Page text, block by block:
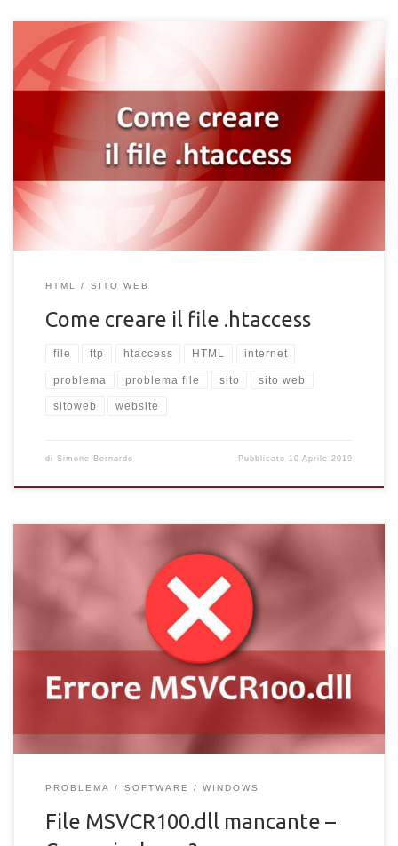
Hai un sito web ma hai notato che è sprovvisto del file
.htaccess? Hai cancellato per sbaglio il file .htaccess dal tuo
server? Niente panico! Il file .htaccess è un file che di solito
viene generato all’interno dello spazio web del sito ospitato
dal tuo server, o comunque è già presente nella root principale
del sito web, in modo da […]
HTML SITO WEB
Come creare il file .htaccess
file ftp htaccess HTML internet
problema problema file sito sito web
sitoweb website
di Simone Bernardo Pubblicato 10 Aprile 2019
Dopo l’installazione di un programma ti compare l’errore del
file MSVCR100.dll mancante? Molti dei problemi informatici si
presentano dopo l’installazione di software e programmi sul
PC, e per un utente poco esperto, risolverli è alquanto arduo.
Spesso, quando si installano determinati software sul
computer, alcuni problemi si presentano per via di determinati
file mancanti, o ancora non presenti sul dispositivo. […]
PROBLEMA SOFTWARE WINDOWS
File MSVCR100.dll mancante –